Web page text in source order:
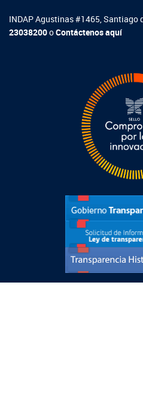
INDAP Agustinas #1465, Santiago
23038200oContáctenos aquí